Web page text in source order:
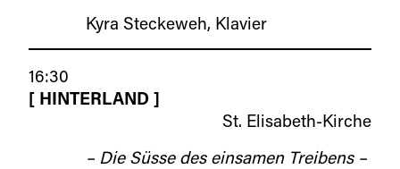
Kyra Steckeweh, Klavier
16:30
[ HINTERLAND ]
St. Elisabeth-Kirche
– Die Süsse des einsamen Treibens –